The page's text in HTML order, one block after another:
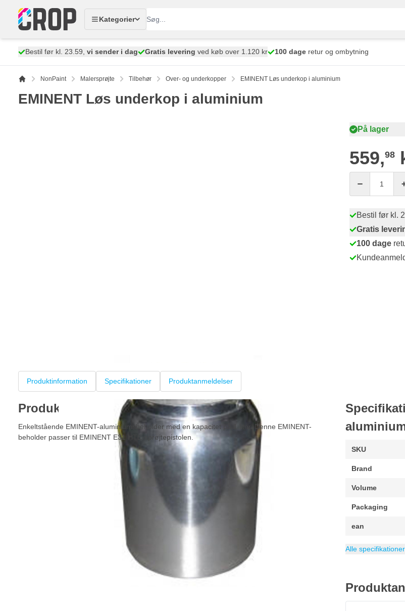
Kategorier
Bestil før kl. 23.59, vi sender i dag Gratis levering ved køb over 1.120 kr 100 dage retur og ombytning
NonPaint Malersprøjte Tilbehør Over- og underkopper EMINENT Løs underkop i aluminium
EMINENT Løs underkop i aluminium
På lager
559,98
Bestil før kl.
Gratis
100 dage
Produktinformation Specifikationer Produktanmeldelser
Produktinformation
Enkeltstående EMINENT-aluminiumsbeholder med en kapacitet på 1 liter. Denne EMINENT-
beholder passer til EMINENT E31 HTE-sprøjtepistolen.
SKU
Brand
Volume
Packaging
ean
Kategori
Alle specifikationer